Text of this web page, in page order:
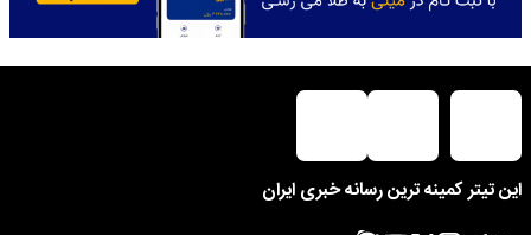
این تیتر کمینه ترین رسانه خبری ایران